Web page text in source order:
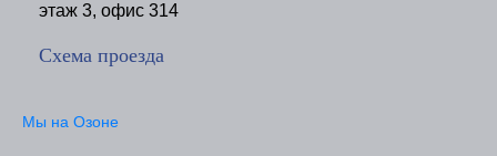
этаж 3, офис 314
Схема проезда
Мы на Озоне